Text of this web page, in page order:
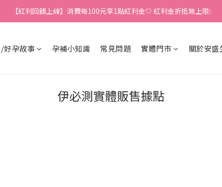
加入伊必測 LINE@ 帳號，領100元優惠卷🤍 (檔期期間不適用)
好孕故事 孕補小知識 常見問題 實體門市 關於安盛
伊必測實體販售據點